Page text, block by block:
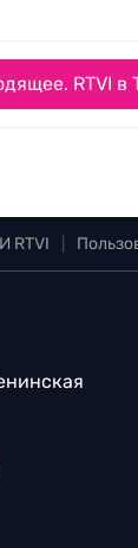
RTVI в
RTVI